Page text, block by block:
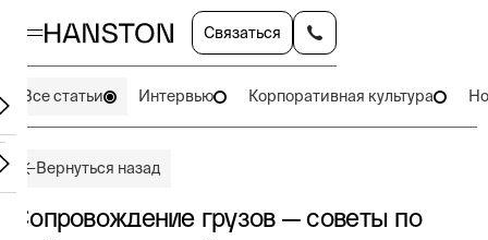
Связаться
Все статьи Интервью Корпоративная культура
Вернуться назад
Сопровождение грузов — советы по